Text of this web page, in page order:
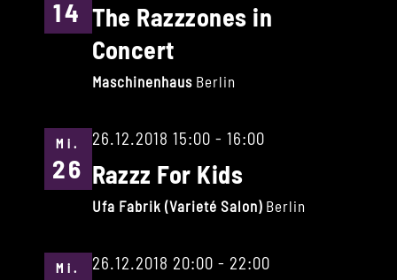
14 The Razzzones in
Concert
Maschinenhaus Berlin
Mi.
26
26.12.2018 15:00 - 16:00
Razzz For Kids
Ufa Fabrik (Varieté Salon) Berlin
Mi. 26.12.2018 20:00 - 22:00